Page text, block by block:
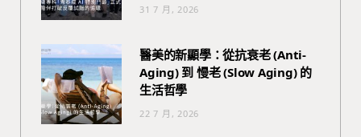
31 7 月, 2026
醫美的新顯學：從抗衰老 (Anti-
Aging) 到 慢老 (Slow Aging) 的
生活哲學
22 7 月, 2026